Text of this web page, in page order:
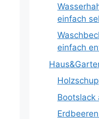
einfach
einfach
Bootslack